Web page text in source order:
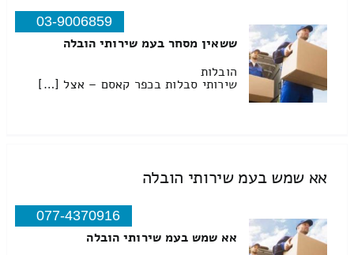
03-9006859
ששאין מסחר בעמ שירותי הובלה
הובלות
שירותי סבלות בכפר קאסם – אצל […]
אא שמש בעמ שירותי הובלה
077-4370916
אא שמש בעמ שירותי הובלה